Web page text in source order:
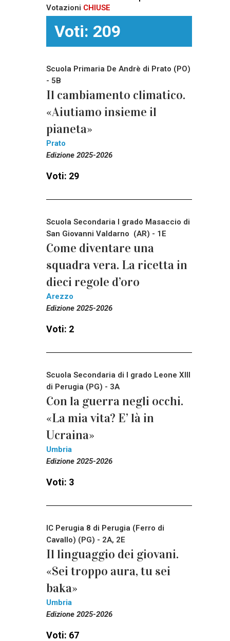
Votazioni CHIUSE
Voti: 209
Scuola Primaria De Andrè di Prato (PO)
- 5B
Il cambiamento climatico.
«Aiutiamo insieme il
pianeta»
Prato
Edizione 2025-2026
Voti: 29
Scuola Secondaria I grado Masaccio di
San Giovanni Valdarno (AR) - 1E
Come diventare una
squadra vera. La ricetta in
dieci regole d’oro
Arezzo
Edizione 2025-2026
Voti: 2
Scuola Secondaria di I grado Leone XIII
di Perugia (PG) - 3A
Con la guerra negli occhi.
«La mia vita? E’ là in
Ucraina»
Umbria
Edizione 2025-2026
Voti: 3
IC Perugia 8 di Perugia (Ferro di
Cavallo) (PG) - 2A, 2E
Il linguaggio dei giovani.
«Sei troppo aura, tu sei
baka»
Umbria
Edizione 2025-2026
Voti: 67